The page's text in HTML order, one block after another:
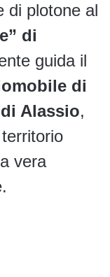
di plotone al
di
guida il
di
Alassio,
vera